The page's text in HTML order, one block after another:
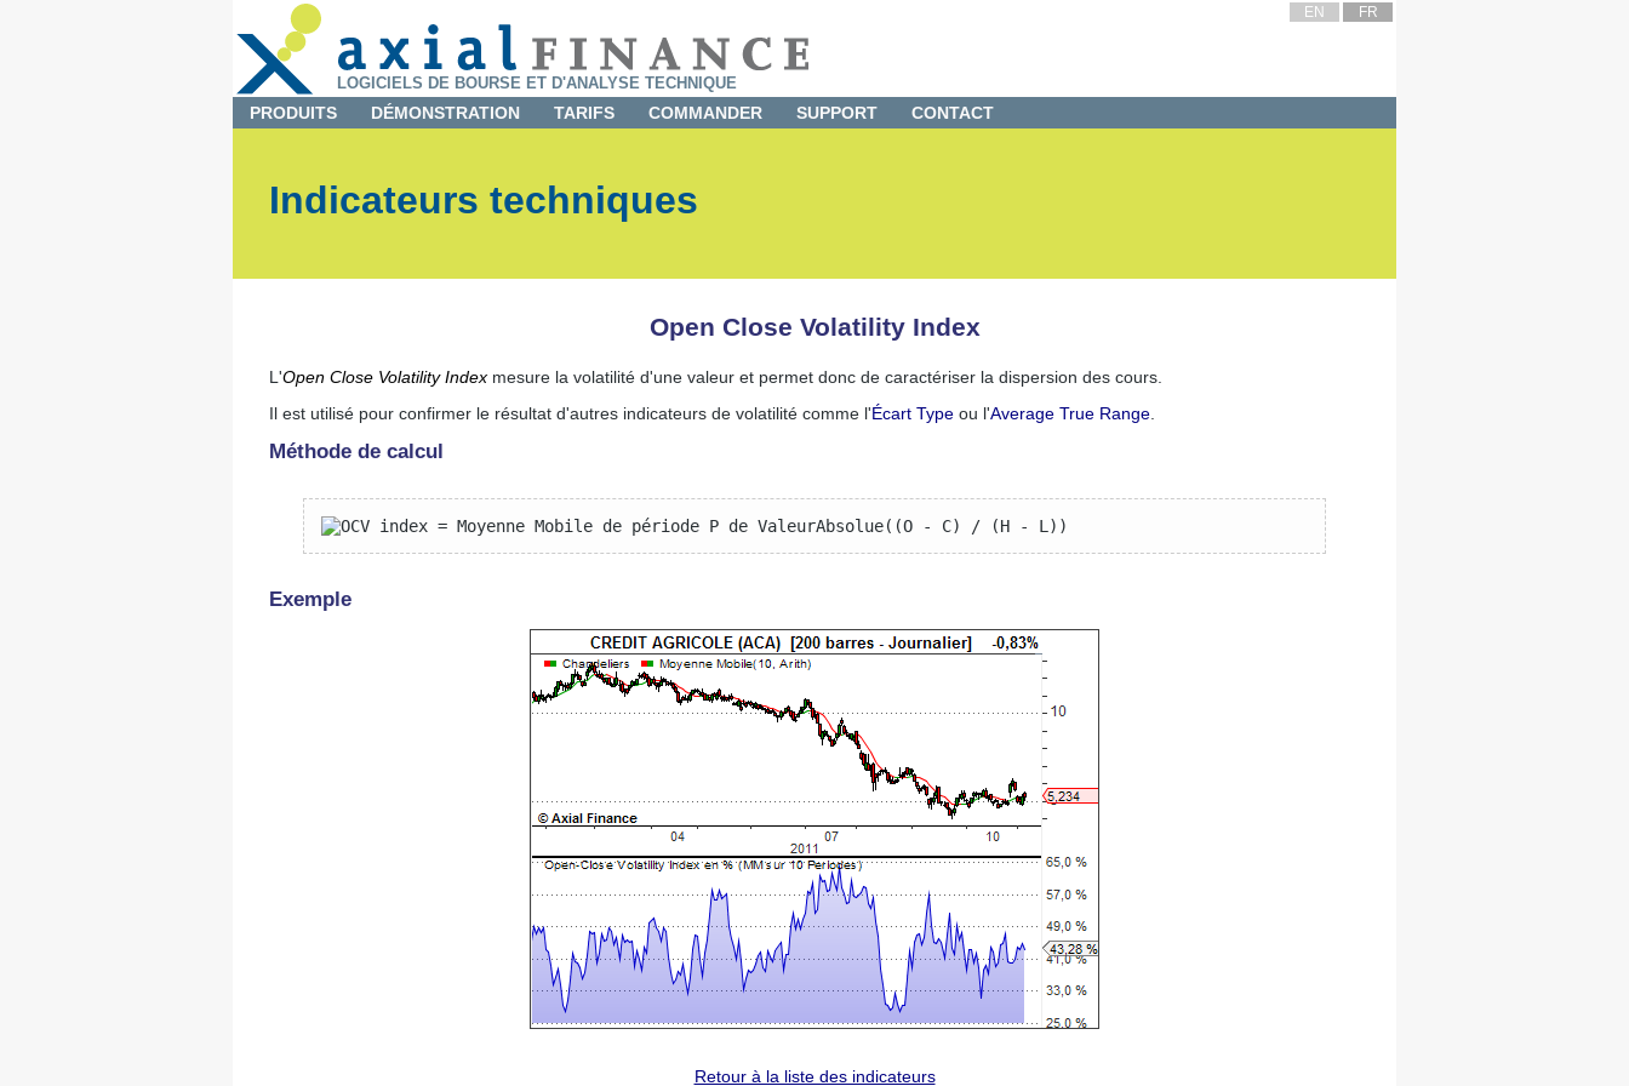
EN FR
LOGICIELS DE BOURSE ET D'ANALYSE TECHNIQUE
PRODUITS DÉMONSTRATION TARIFS COMMANDER SUPPORT CONTACT
Indicateurs techniques
Open Close Volatility Index
L'Open Close Volatility Index mesure la volatilité d'une valeur et permet donc de caractériser la dispersion des cours.
Il est utilisé pour confirmer le résultat d'autres indicateurs de volatilité comme l'Écart Type ou l'Average True Range
Méthode de calcul
Exemple
Retour à la liste des indicateurs